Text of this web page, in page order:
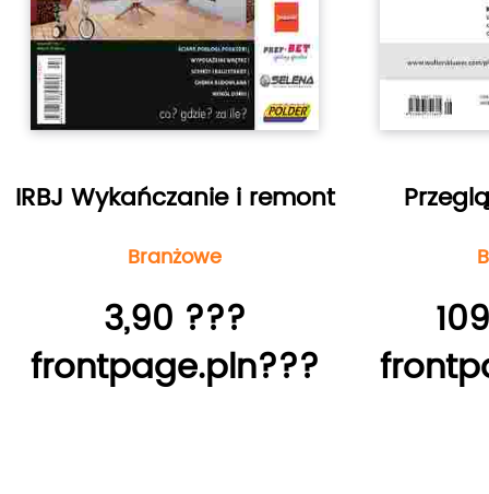
IRBJ Wykańczanie i remont
Branżowe
3,90 ???
frontpage.pln???